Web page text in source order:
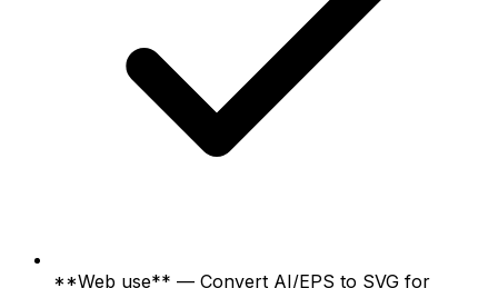
**Web use** — Convert AI/EPS to SVG for